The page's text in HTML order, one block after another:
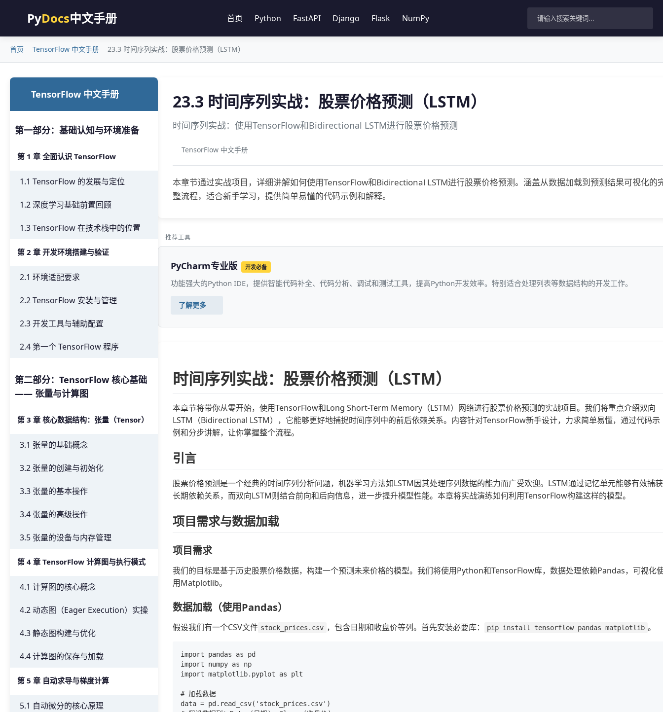
PyDocs中文手册 首页 Python FastAPI Django Flask NumPy
首页 TensorFlow 中文手册 23.3 时间序列实战：股票价格预测（LSTM）
TensorFlow 中文手册
第一部分：基础认知与环境准备
第 1 章 全面认识 TensorFlow
1.1 TensorFlow 的发展与定位
1.2 深度学习基础前置回顾
1.3 TensorFlow 在技术栈中的位置
第 2 章 开发环境搭建与验证
2.1 环境适配要求
2.2 TensorFlow 安装与管理
2.3 开发工具与辅助配置
2.4 第一个 TensorFlow 程序
第二部分：TensorFlow 核心基础
—— 张量与计算图
第 3 章 核心数据结构：张量（Tensor）
3.1 张量的基础概念
3.2 张量的创建与初始化
3.3 张量的基本操作
3.4 张量的高级操作
3.5 张量的设备与内存管理
第 4 章 TensorFlow 计算图与执行模式
4.1 计算图的核心概念
4.2 动态图（Eager Execution）实操
4.3 静态图构建与优化
4.4 计算图的保存与加载
第 5 章 自动求导与梯度计算
5.1 自动微分的核心原理
23.3 时间序列实战：股票价格预测（LSTM）
时间序列实战：使用TensorFlow和Bidirectional LSTM进行股票价格预测
TensorFlow 中文手册
本章节通过实战项目，详细讲解如何使用TensorFlow和Bidirectional LSTM进行股票价格预测。涵盖从数据加载到预测结果可视化的
整流程，适合新手学习，提供简单易懂的代码示例和解释。
推荐工具
PyCharm专业版 开发必备
功能强大的Python IDE，提供智能代码补全、代码分析、调试和测试工具，提高Python开发效率。特别适合处理列表等数据结构的开发工作。
了解更多
时间序列实战：股票价格预测（LSTM）
本章节将带你从零开始，使用TensorFlow和Long Short-Term Memory（LSTM）网络进行股票价格预测的实战项目。我们将重点介绍双向
LSTM（Bidirectional LSTM），它能够更好地捕捉时间序列中的前后依赖关系。内容针对TensorFlow新手设计，力求简单易懂，通过代码示
例和分步讲解，让你掌握整个流程。
引言
股票价格预测是一个经典的时间序列分析问题，机器学习方法如LSTM因其处理序列数据的能力而广受欢迎。LSTM通过记忆单元能够有效捕获
长期依赖关系，而双向LSTM则结合前向和后向信息，进一步提升模型性能。本章将实战演练如何利用TensorFlow构建这样的模型。
项目需求与数据加载
项目需求
我们的目标是基于历史股票价格数据，构建一个预测未来价格的模型。我们将使用Python和TensorFlow库，数据处理依赖Pandas，可视化
用Matplotlib。
数据加载（使用Pandas）
假设我们有一个CSV文件 stock_prices.csv ，包含日期和收盘价等列。首先安装必要库： pip install tensorflow pandas matplotlib 。
import pandas as pd
import numpy as np
import matplotlib.pyplot as plt
# 加载数据
data = pd.read_csv('stock_prices.csv')